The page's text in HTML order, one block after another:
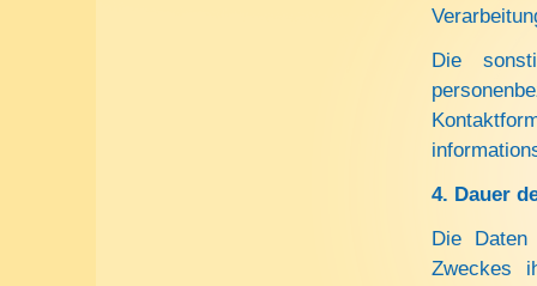
Die
4. Dauer
Die
Zweckes